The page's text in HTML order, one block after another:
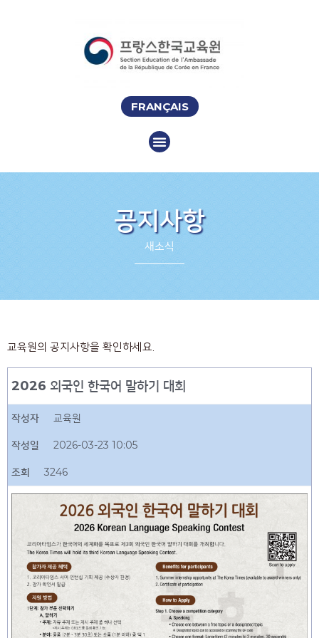
FRANÇAIS
공지사항
새소식
교육원의 공지사항을 확인하세요.
2026 외국인 한국어 말하기 대회
작성자 교육원
작성일 2026-03-23 10:05
조회 3246